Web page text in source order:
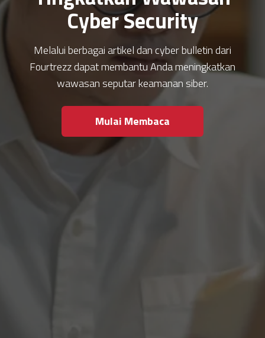
Cyber Security
Melalui berbagai artikel dan cyber bulletin dari
Fourtrezz dapat membantu Anda meningkatkan
wawasan seputar keamanan siber.
Mulai Membaca